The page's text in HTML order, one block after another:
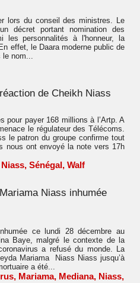
lors du conseil des ministres. Le
décret portant nomination des
les personnalités à l'honneur, la
effet, le Daara moderne public de
le nom...
de Cheikh Niass
pour payer 168 millions à l’Artp. A
le régulateur des Télécoms.
le patron du groupe confirme tout
ont envoyé la note vers 17h
Niass, Sénégal, Walf
Niass inhumée
ce lundi 28 décembre au
Baye, malgré le contexte de la
a refusé du monde. La
Mariama Niass Niass jusqu’à
a été...
, Mariama, Mediana, Niass,